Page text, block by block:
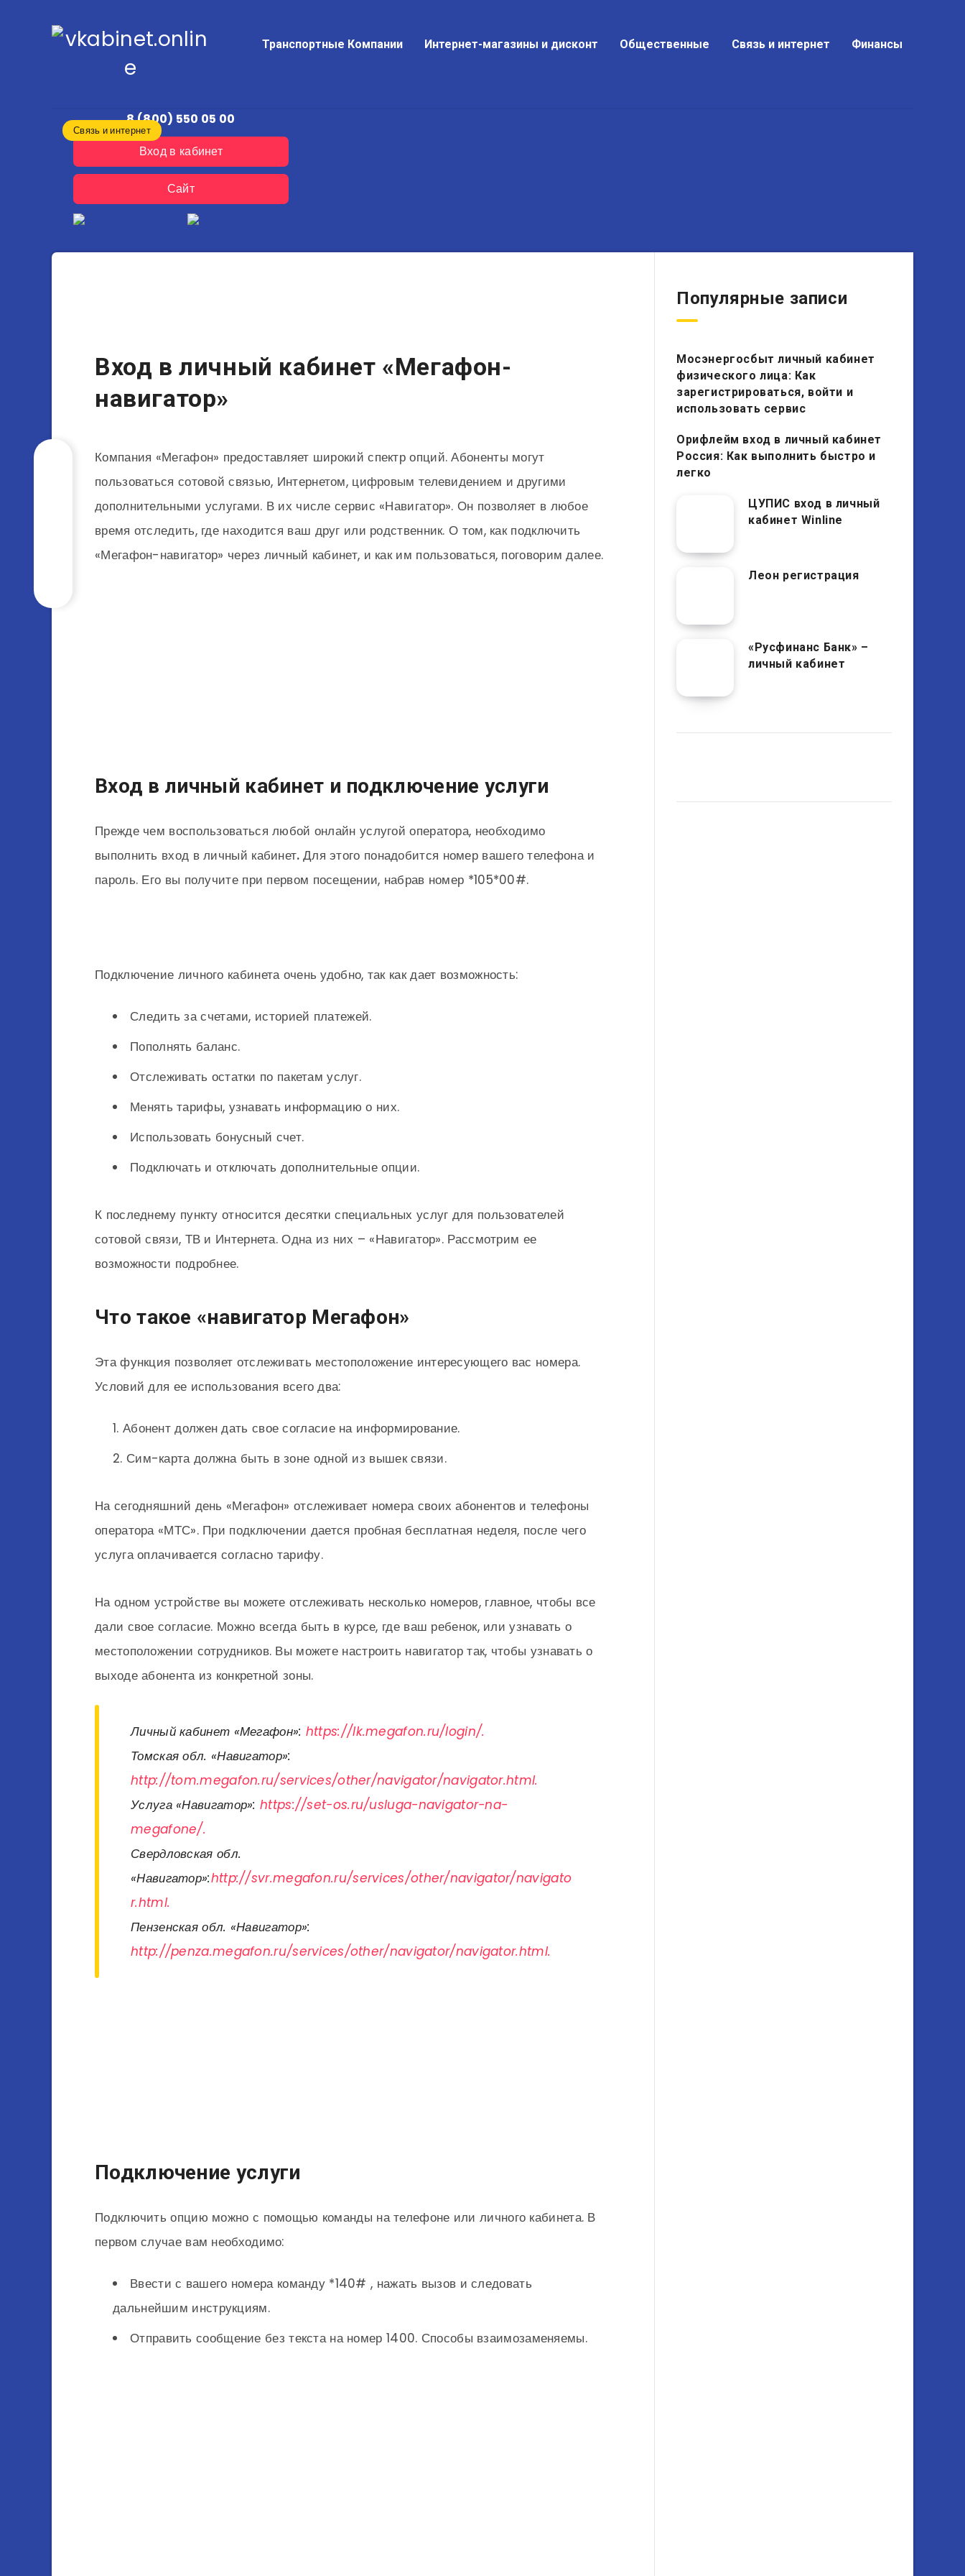
Транспортные Компании Интернет-магазины и дисконт Общественные Связь и интернет Финансы
Связь и интернет
8 (800) 550 05 00
Вход в кабинет
Сайт
Вход в личный кабинет «Мегафон-
навигатор»
Компания «Мегафон» предоставляет широкий спектр опций. Абоненты могут
пользоваться сотовой связью, Интернетом, цифровым телевидением и другими
дополнительными услугами. В их числе сервис «Навигатор». Он позволяет в любое
время отследить, где находится ваш друг или родственник. О том, как подключить
«Мегафон-навигатор» через личный кабинет, и как им пользоваться, поговорим далее.
Вход в личный кабинет и подключение услуги
Прежде чем воспользоваться любой онлайн услугой оператора, необходимо
выполнить вход в личный кабинет. Для этого понадобится номер вашего телефона и
пароль. Его вы получите при первом посещении, набрав номер *105*00#.
Подключение личного кабинета очень удобно, так как дает возможность:
Следить за счетами, историей платежей.
Пополнять баланс.
Отслеживать остатки по пакетам услуг.
Менять тарифы, узнавать информацию о них.
Использовать бонусный счет.
Подключать и отключать дополнительные опции.
К последнему пункту относится десятки специальных услуг для пользователей
сотовой связи, ТВ и Интернета. Одна из них – «Навигатор». Рассмотрим ее
возможности подробнее.
Что такое «навигатор Мегафон»
Эта функция позволяет отслеживать местоположение интересующего вас номера.
Условий для ее использования всего два:
Абонент должен дать свое согласие на информирование.
Сим-карта должна быть в зоне одной из вышек связи.
На сегодняшний день «Мегафон» отслеживает номера своих абонентов и телефоны
оператора «МТС». При подключении дается пробная бесплатная неделя, после чего
услуга оплачивается согласно тарифу.
На одном устройстве вы можете отслеживать несколько номеров, главное, чтобы все
дали свое согласие. Можно всегда быть в курсе, где ваш ребенок, или узнавать о
местоположении сотрудников. Вы можете настроить навигатор так, чтобы узнавать о
выходе абонента из конкретной зоны.
Личный кабинет «Мегафон»: https://lk.megafon.ru/login/.
Томская обл. «Навигатор»:
http://tom.megafon.ru/services/other/navigator/navigator.html.
Услуга «Навигатор»: https://set-os.ru/usluga-navigator-na-
megafone/.
Свердловская обл.
«Навигатор»:http://svr.megafon.ru/services/other/navigator/navigato
r.html.
Пензенская обл. «Навигатор»:
http://penza.megafon.ru/services/other/navigator/navigator.html.
Подключение услуги
Подключить опцию можно с помощью команды на телефоне или личного кабинета. В
первом случае вам необходимо:
Ввести с вашего номера команду *140# , нажать вызов и следовать
дальнейшим инструкциям.
Отправить сообщение без текста на номер 1400. Способы взаимозаменяемы.
Популярные записи
Мосэнергосбыт личный кабинет
физического лица: Как
зарегистрироваться, войти и
использовать сервис
Орифлейм вход в личный кабинет
Россия: Как выполнить быстро и
легко
ЦУПИС вход в личный
кабинет Winline
Леон регистрация
«Русфинанс Банк» –
личный кабинет